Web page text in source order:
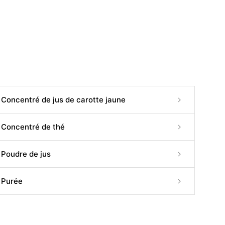
Concentré de jus de carotte jaune
Concentré de thé
Poudre de jus
Purée